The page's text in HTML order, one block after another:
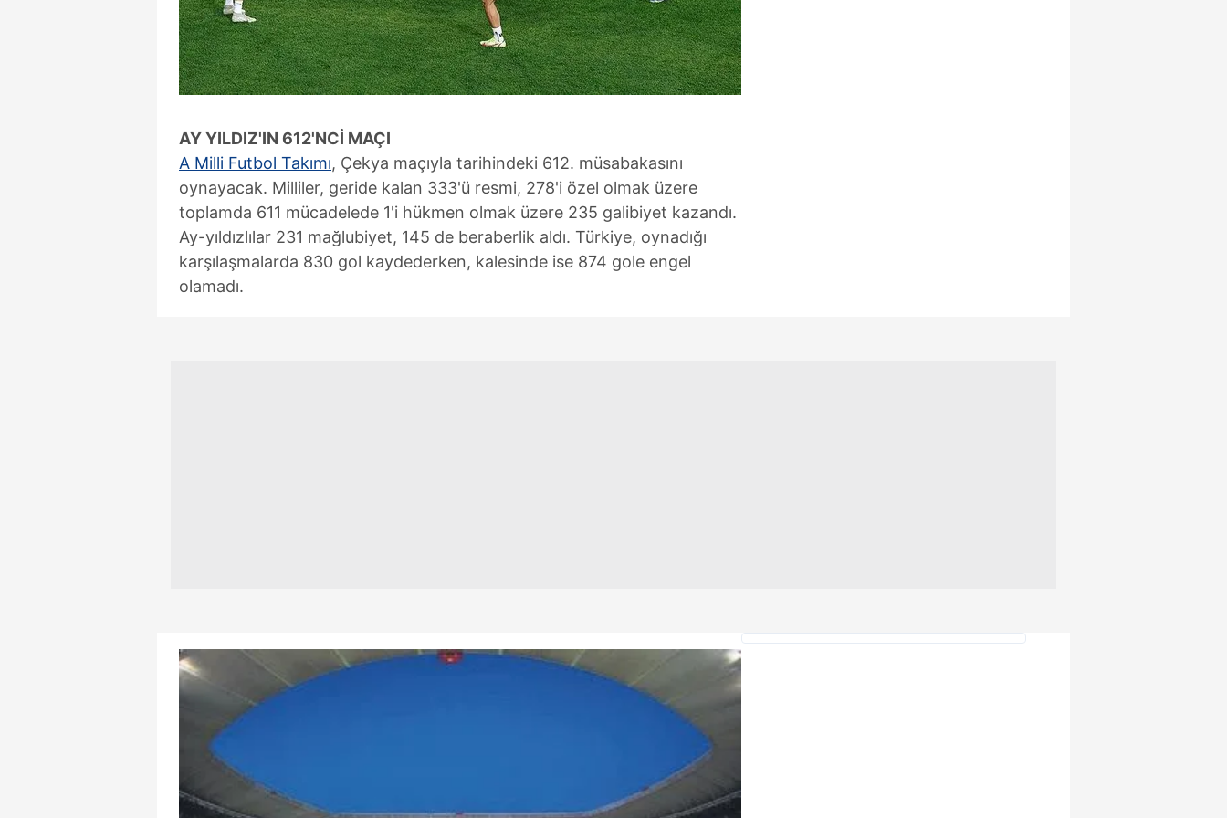
mevzuata uygun olarak kullanılan çerezlerle ilgili bilgi almak için lütfentıklayınız.
AY YILDIZ'IN 612'NCİ MAÇI
A Milli Futbol Takımı, Çekya maçıyla tarihindeki 612. müsabakasını
oynayacak. Milliler, geride kalan 333'ü resmi, 278'i özel olmak üzere
toplamda 611 mücadelede 1'i hükmen olmak üzere 235 galibiyet kazandı.
Ay-yıldızlılar 231 mağlubiyet, 145 de beraberlik aldı. Türkiye, oynadığı
karşılaşmalarda 830 gol kaydederken, kalesinde ise 874 gole engel
olamadı.